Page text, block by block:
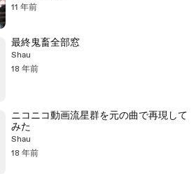
11 年前
最終鬼畜全部窓
Shau
18 年前
ニコニコ動画流星群を元の曲で再現して
みた
Shau
18 年前